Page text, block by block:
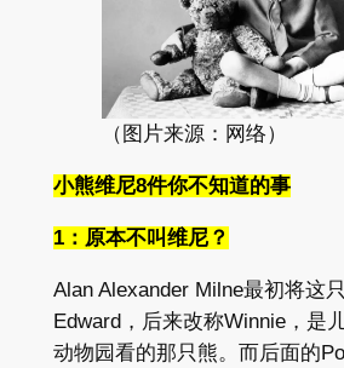
（图片来源：网络）
小熊维尼8件你不知道的事
1：原本不叫维尼？
Alan Alexander Milne最初将这
Edward，后来改称Winnie，是
动物园看的那只熊。而后面的